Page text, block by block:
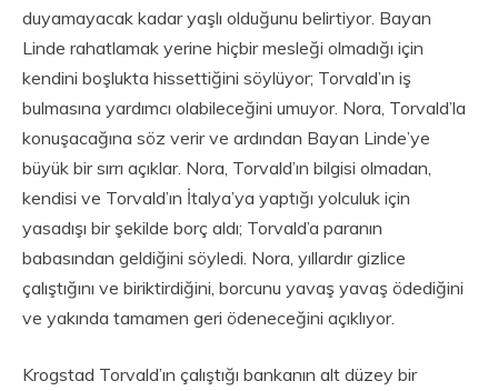
duyamayacak kadar yaşlı olduğunu belirtiyor. Bayan
Linde rahatlamak yerine hiçbir mesleği olmadığı için
kendini boşlukta hissettiğini söylüyor; Torvald’ın iş
bulmasına yardımcı olabileceğini umuyor. Nora, Torvald’la
konuşacağına söz verir ve ardından Bayan Linde’ye
büyük bir sırrı açıklar. Nora, Torvald’ın bilgisi olmadan,
kendisi ve Torvald’ın İtalya’ya yaptığı yolculuk için
yasadışı bir şekilde borç aldı; Torvald’a paranın
babasından geldiğini söyledi. Nora, yıllardır gizlice
çalıştığını ve biriktirdiğini, borcunu yavaş yavaş ödediğini
ve yakında tamamen geri ödeneceğini açıklıyor.
Krogstad Torvald’ın çalıştığı bankanın alt düzey bir